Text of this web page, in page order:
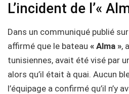
L’incident de l’«
Dans un communiqué publié
affirmé que le bateau « Alma »,
tunisiennes, avait été visé par
alors qu’il était à quai. Aucun
l’équipage a confirmé qu’il n’y